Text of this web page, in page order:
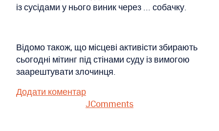
із сусідами у нього виник через ... собачку.
Відомо також, що місцеві активісти збирають
сьогодні мітинг під стінами суду із вимогою
заарештувати злочинця.
Додати коментар
JComments